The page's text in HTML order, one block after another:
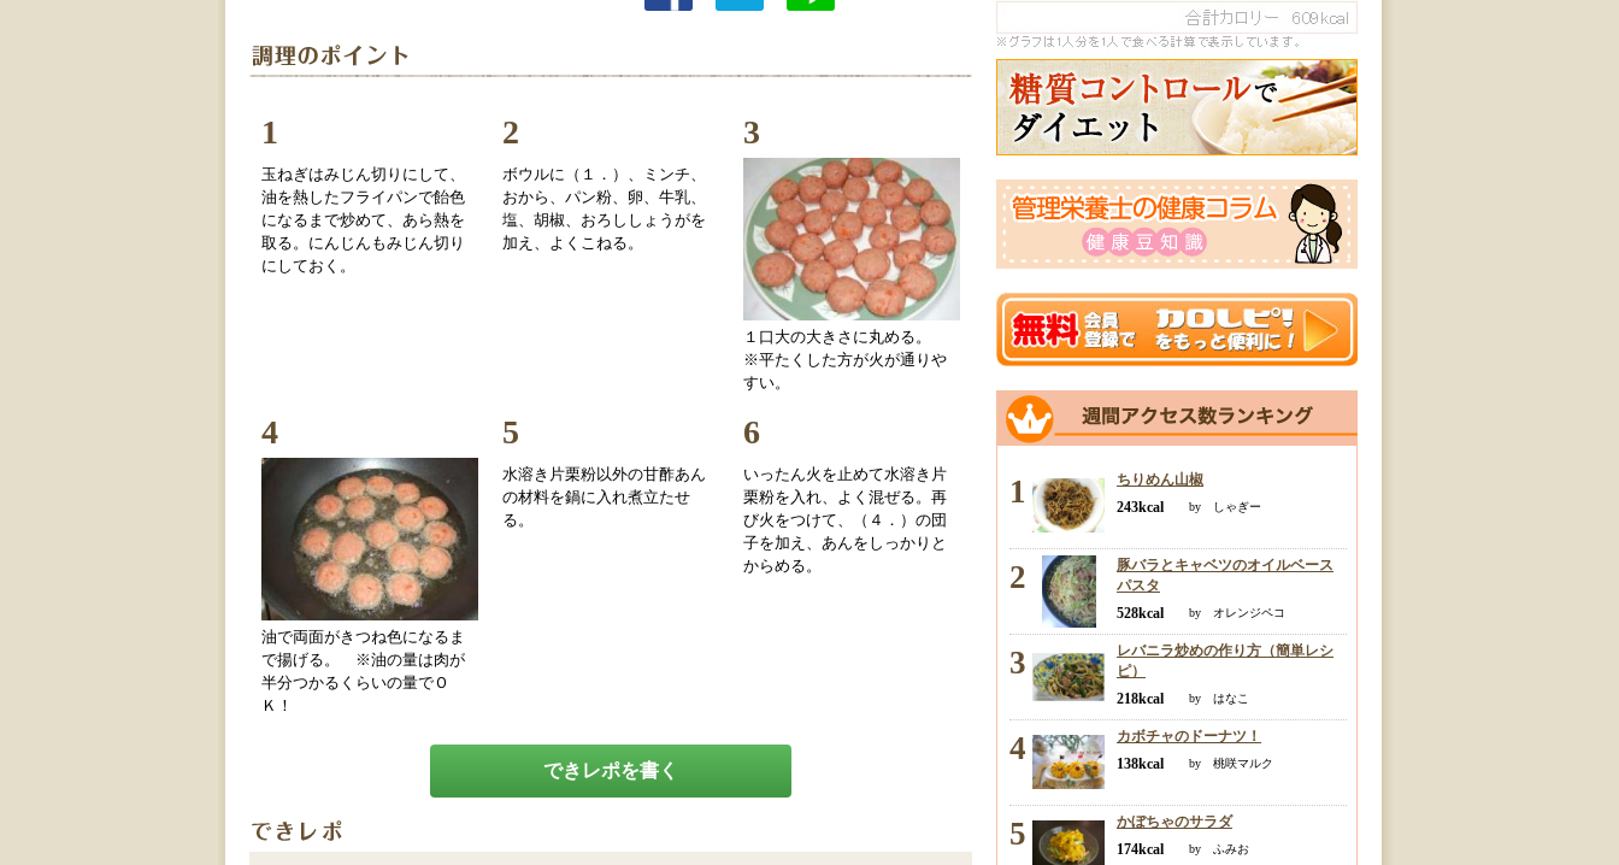
1
玉ねぎはみじん切りにして、
油を熱したフライパンで飴色
になるまで炒めて、あら熱を
取る。にんじんもみじん切り
にしておく。
2
ボウルに（１．）、ミンチ、
おから、パン粉、卵、牛乳、
塩、胡椒、おろししょうがを
加え、よくこねる。
3
１口大の大きさに丸める。
※平たくした方が火が通りや
すい。
4
油で両面がきつね色になるま
で揚げる。 ※油の量は肉が
半分つかるくらいの量でＯ
Ｋ！
5
水溶き片栗粉以外の甘酢あん
の材料を鍋に入れ煮立たせ
る。
6
いったん火を止めて水溶き片
栗粉を入れ、よく混ぜる。再
び火をつけて、（４．）の団
子を加え、あんをしっかりと
からめる。
できレポを書く
1
ちりめん山椒
243kcal
by しゃぎー
2
豚バラとキャベツのオイルベース
パスタ
528kcal
by オレンジペコ
3
レバニラ炒めの作り方（簡単レシ
ピ）
218kcal
by はなこ
4
カボチャのドーナツ！
138kcal
by 桃咲マルク
5
かぼちゃのサラダ
174kcal
by ふみお